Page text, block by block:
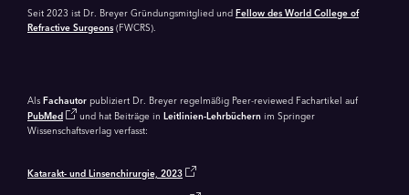
Seit 2023 ist Dr. Breyer Gründungsmitglied und Fellow des World College of
Refractive Surgeons (FWCRS).
Als Fachautor publiziert Dr. Breyer regelmäßig Peer-reviewed Fachartikel auf
PubMed
und hat Beiträge in Leitlinien-Lehrbüchern im Springer
Wissenschaftsverlag verfasst:
Katarakt- und Linsenchirurgie, 2023